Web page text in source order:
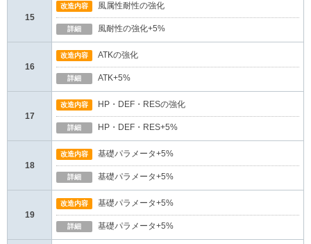
15
改造内容 風属性耐性の強化
詳細 風耐性の強化+5%
16
改造内容 ATKの強化
詳細 ATK+5%
17
改造内容 HP・DEF・RESの強化
詳細 HP・DEF・RES+5%
18
改造内容 基礎パラメータ+5%
詳細 基礎パラメータ+5%
19
改造内容 基礎パラメータ+5%
詳細 基礎パラメータ+5%